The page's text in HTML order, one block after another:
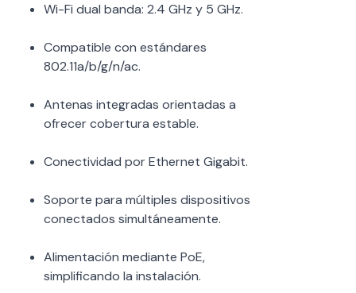
Wi-Fi dual banda: 2.4 GHz y 5 GHz.
Compatible con estándares
802.11a/b/g/n/ac.
Antenas integradas orientadas a
ofrecer cobertura estable.
Conectividad por Ethernet Gigabit.
Soporte para múltiples dispositivos
conectados simultáneamente.
Alimentación mediante PoE,
simplificando la instalación.